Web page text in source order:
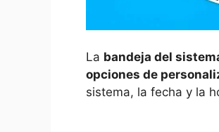
La bandeja del
opciones de
sistema, la fecha y la